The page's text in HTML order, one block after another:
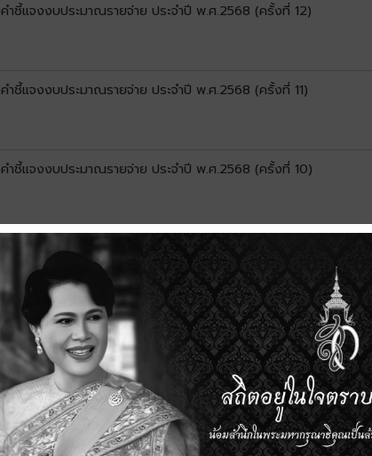
ำชี้แจงงบประมาณรายจ่าย ประจำปี พ.ศ.2568 (ครั้งที่ 12)
ำชี้แจงงบประมาณรายจ่าย ประจำปี พ.ศ.2568 (ครั้งที่ 11)
ำชี้แจงงบประมาณรายจ่าย ประจำปี พ.ศ.2568 (ครั้งที่ 10)
ำชี้แจงงบประมาณรายจ่าย ประจำปี พ.ศ.2568 (ครั้งที่ 9)
ำชี้แจงงบประมาณรายจ่าย ประจำปี พ.ศ.2568 (ครั้งที่ 8)
ำชี้แจงงบประมาณรายจ่าย ประจำปี พ.ศ.2568 (ครั้งที่ 7)